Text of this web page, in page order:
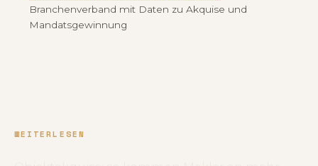
Branchenverband mit Daten zu Akquise und
Mandatsgewinnung
WEITERLESEN